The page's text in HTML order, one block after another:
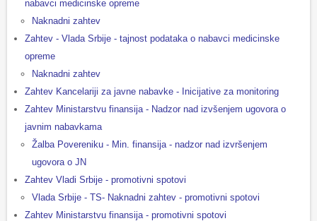
nabavci medicinske opreme
Naknadni zahtev
Zahtev - Vlada Srbije - tajnost podataka o nabavci medicinske
opreme
Naknadni zahtev
Zahtev Kancelariji za javne nabavke - Inicijative za monitoring
Zahtev Ministarstvu finansija - Nadzor nad izvšenjem ugovora o
javnim nabavkama
Žalba Povereniku - Min. finansija - nadzor nad izvršenjem
ugovora o JN
Zahtev Vladi Srbije - promotivni spotovi
Vlada Srbije - TS- Naknadni zahtev - promotivni spotovi
Zahtev Ministarstvu finansija - promotivni spotovi